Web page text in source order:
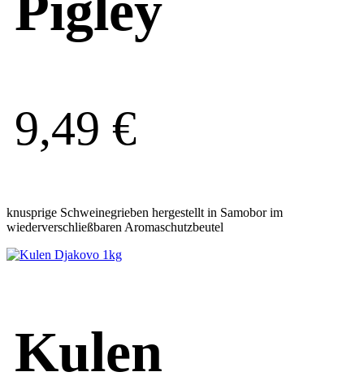
9,49 €
knusprige Schweinegrieben hergestellt in Samobor im
wiederverschließbaren Aromaschutzbeutel
Kulen